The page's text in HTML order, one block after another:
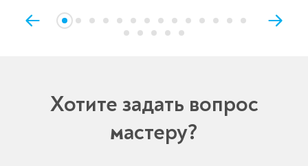
Хотите задать вопрос
мастеру?